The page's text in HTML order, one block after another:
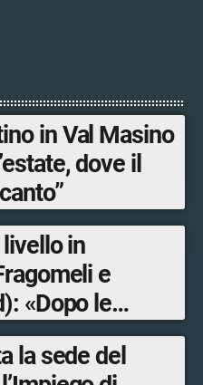
in Val Masino
dove il
in
e
«Dopo le
un terzo delle
sarà
la sede del